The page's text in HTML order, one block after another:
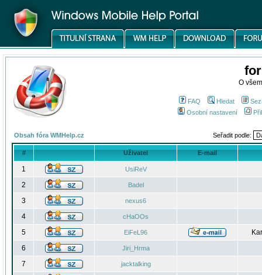
O
FAQ Hledat
Osobní nastavení
Obsah fóra WMHelp.cz Seřadit podle:
# Uživatel E-mail
1 UsiReV
2 Badel
3 nexus6
4 cHaOOs
5 EiFeL96
6
Jiri_Hrma
7 jacktalking